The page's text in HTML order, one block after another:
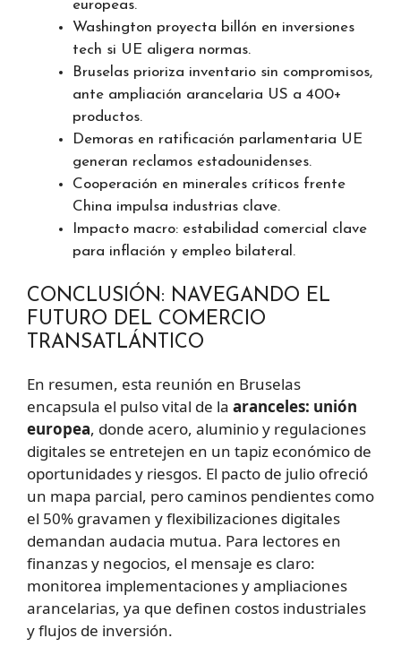
europeas.
Washington proyecta billón en inversiones
tech si UE aligera normas.
Bruselas prioriza inventario sin compromisos,
ante ampliación arancelaria US a 400+
productos.
Demoras en ratificación parlamentaria UE
generan reclamos estadounidenses.
Cooperación en minerales críticos frente
China impulsa industrias clave.
Impacto macro: estabilidad comercial clave
para inflación y empleo bilateral.
CONCLUSIÓN: NAVEGANDO EL
FUTURO DEL COMERCIO
TRANSATLÁNTICO
En resumen, esta reunión en Bruselas
encapsula el pulso vital de la aranceles: unión
europea, donde acero, aluminio y regulaciones
digitales se entretejen en un tapiz económico de
oportunidades y riesgos. El pacto de julio ofreció
un mapa parcial, pero caminos pendientes como
el 50% gravamen y flexibilizaciones digitales
demandan audacia mutua. Para lectores en
finanzas y negocios, el mensaje es claro:
monitorea implementaciones y ampliaciones
arancelarias, ya que definen costos industriales
y flujos de inversión.